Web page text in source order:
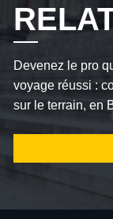
Devenez le pro
voyage réussi :
sur le terrain, en